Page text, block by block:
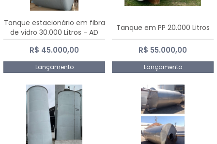
Tanque estacionário em fibra
de vidro 30.000 Litros - AD
Fibras
R$ 45.000,00
Lançamento
Tanque em PP 20.000 Litros
R$ 55.000,00
Lançamento